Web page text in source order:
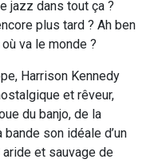
jazz dans tout ça ?
plus tard ? Ah ben
va le monde ?
Harrison Kennedy
et rêveur,
du banjo, de la
bande son idéale d’un
et sauvage de